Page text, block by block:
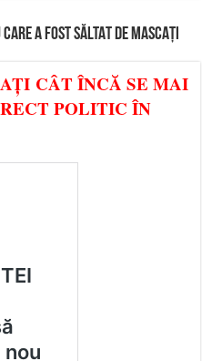
A FOST SĂLTAT DE MASCAȚI
CÂT ÎNCĂ SE MAI
POLITIC ÎN